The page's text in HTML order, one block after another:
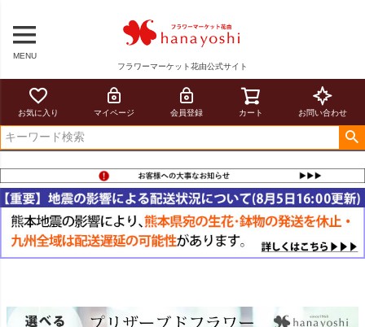
MENU
フラワーマーケット花由公式サイト
お気に入り マイページ 会員登録 カート お問い合わせ